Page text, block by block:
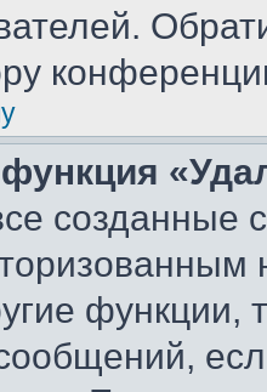
созданные
функции,